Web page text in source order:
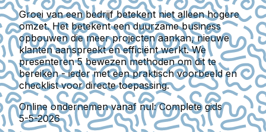
Groei van een bedrijf betekent niet alleen hogere
omzet. Het betekent een duurzame business
opbouwen die meer projecten aankan, nieuwe
klanten aanspreekt en efficiënt werkt. We
presenteren 5 bewezen methoden om dit te
bereiken - ieder met een praktisch voorbeeld en
checklist voor directe toepassing.
Online ondernemen vanaf nul: Complete gids
5-5-2026